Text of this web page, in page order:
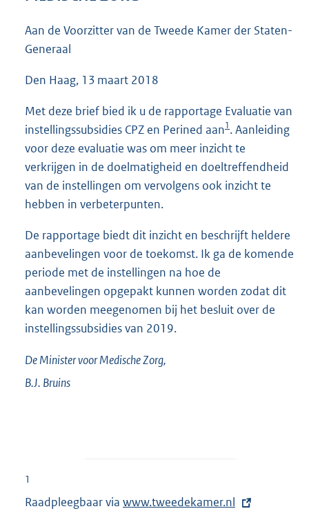
6
Aan de Voorzitter van de Tweede Kamer der Staten-
Generaal
Den Haag, 13 maart 2018
Met deze brief bied ik u de rapportage Evaluatie van
instellingssubsidies CPZ en Perined aan1. Aanleiding
voor deze evaluatie was om meer inzicht te
verkrijgen in de doelmatigheid en doeltreffendheid
van de instellingen om vervolgens ook inzicht te
hebben in verbeterpunten.
De rapportage biedt dit inzicht en beschrijft heldere
aanbevelingen voor de toekomst. Ik ga de komende
periode met de instellingen na hoe de
aanbevelingen opgepakt kunnen worden zodat dit
kan worden meegenomen bij het besluit over de
instellingssubsidies van 2019.
De Minister voor Medische Zorg,
B.J. Bruins
1
Raadpleegbaar via E
www.tweedekamer.nl